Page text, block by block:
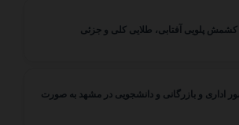
پلویی آفتابی، طلایی کلی و جزئی
اداری و بازرگانی و دانشجویی در مشهد به صورت